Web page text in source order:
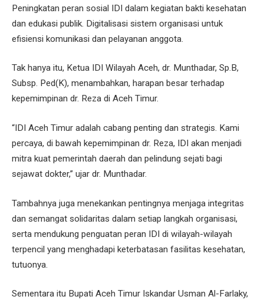
Peningkatan peran sosial IDI dalam kegiatan bakti kesehatan
dan edukasi publik. Digitalisasi sistem organisasi untuk
efisiensi komunikasi dan pelayanan anggota.
Tak hanya itu, Ketua IDI Wilayah Aceh, dr. Munthadar, Sp.B,
Subsp. Ped(K), menambahkan, harapan besar terhadap
kepemimpinan dr. Reza di Aceh Timur.
“IDI Aceh Timur adalah cabang penting dan strategis. Kami
percaya, di bawah kepemimpinan dr. Reza, IDI akan menjadi
mitra kuat pemerintah daerah dan pelindung sejati bagi
sejawat dokter,” ujar dr. Munthadar.
Tambahnya juga menekankan pentingnya menjaga integritas
dan semangat solidaritas dalam setiap langkah organisasi,
serta mendukung penguatan peran IDI di wilayah-wilayah
terpencil yang menghadapi keterbatasan fasilitas kesehatan,
tutuonya.
Sementara itu Bupati Aceh Timur Iskandar Usman Al-Farlaky,